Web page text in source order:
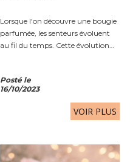
Lorsque l'on découvre une bougie
parfumée, les senteurs évoluent
au fil du temps. Cette évolution
pyramide olfactive représente la
structure d'un...
Posté le
16/10/2023
VOIR PLUS